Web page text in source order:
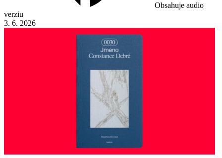
Obsahuje audio
verziu
3. 6. 2026